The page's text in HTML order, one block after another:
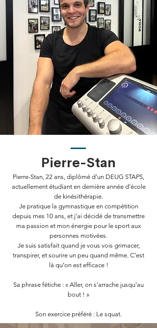
Pierre-Stan
Pierre-Stan, 22 ans, diplômé d’un DEUG STAPS,
actuellement étudiant en dernière année d’école
de kinésithérapie.
Je pratique la gymnastique en compétition
depuis mes 10 ans, et j’ai décidé de transmettre
ma passion et mon énergie pour le sport aux
personnes motivées.
Je suis satisfait quand je vous vois grimacer,
transpirer, et sourire un peu quand même. C’est
là qu’on est efficace !
Sa phrase fétiche : « Aller, on s’arrache jusqu’au
bout ! »
Son exercice préféré : Le squat.